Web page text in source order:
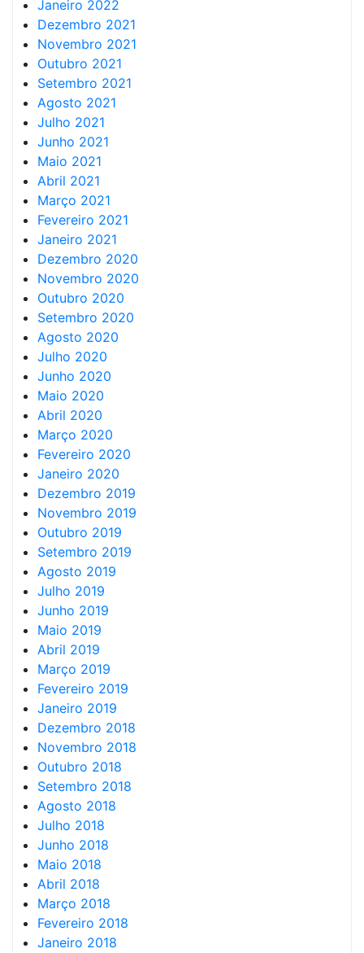
Janeiro 2022
Dezembro 2021
Novembro 2021
Outubro 2021
Setembro 2021
Agosto 2021
Julho 2021
Junho 2021
Maio 2021
Abril 2021
Março 2021
Fevereiro 2021
Janeiro 2021
Dezembro 2020
Novembro 2020
Outubro 2020
Setembro 2020
Agosto 2020
Julho 2020
Junho 2020
Maio 2020
Abril 2020
Março 2020
Fevereiro 2020
Janeiro 2020
Dezembro 2019
Novembro 2019
Outubro 2019
Setembro 2019
Agosto 2019
Julho 2019
Junho 2019
Maio 2019
Abril 2019
Março 2019
Fevereiro 2019
Janeiro 2019
Dezembro 2018
Novembro 2018
Outubro 2018
Setembro 2018
Agosto 2018
Julho 2018
Junho 2018
Maio 2018
Abril 2018
Março 2018
Fevereiro 2018
Janeiro 2018